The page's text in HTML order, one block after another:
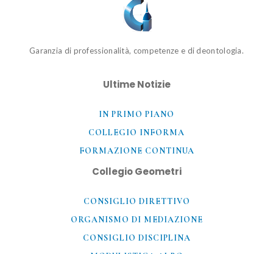
Garanzia di professionalità, competenze e di deontologia.
Ultime Notizie
IN PRIMO PIANO
COLLEGIO INFORMA
FORMAZIONE CONTINUA
Collegio Geometri
CONSIGLIO DIRETTIVO
ORGANISMO DI MEDIAZIONE
CONSIGLIO DISCIPLINA